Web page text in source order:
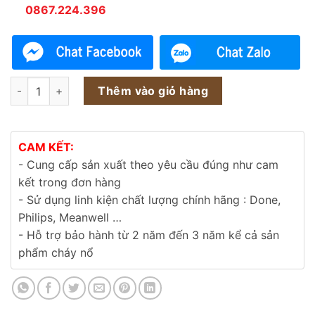
0867.224.396
Đèn đường LED BRP394 300w số lượng
Thêm vào giỏ hàng
CAM KẾT:
- Cung cấp sản xuất theo yêu cầu đúng như cam
kết trong đơn hàng
- Sử dụng linh kiện chất lượng chính hãng : Done,
Philips, Meanwell …
- Hỗ trợ bảo hành từ 2 năm đến 3 năm kể cả sản
phẩm cháy nổ